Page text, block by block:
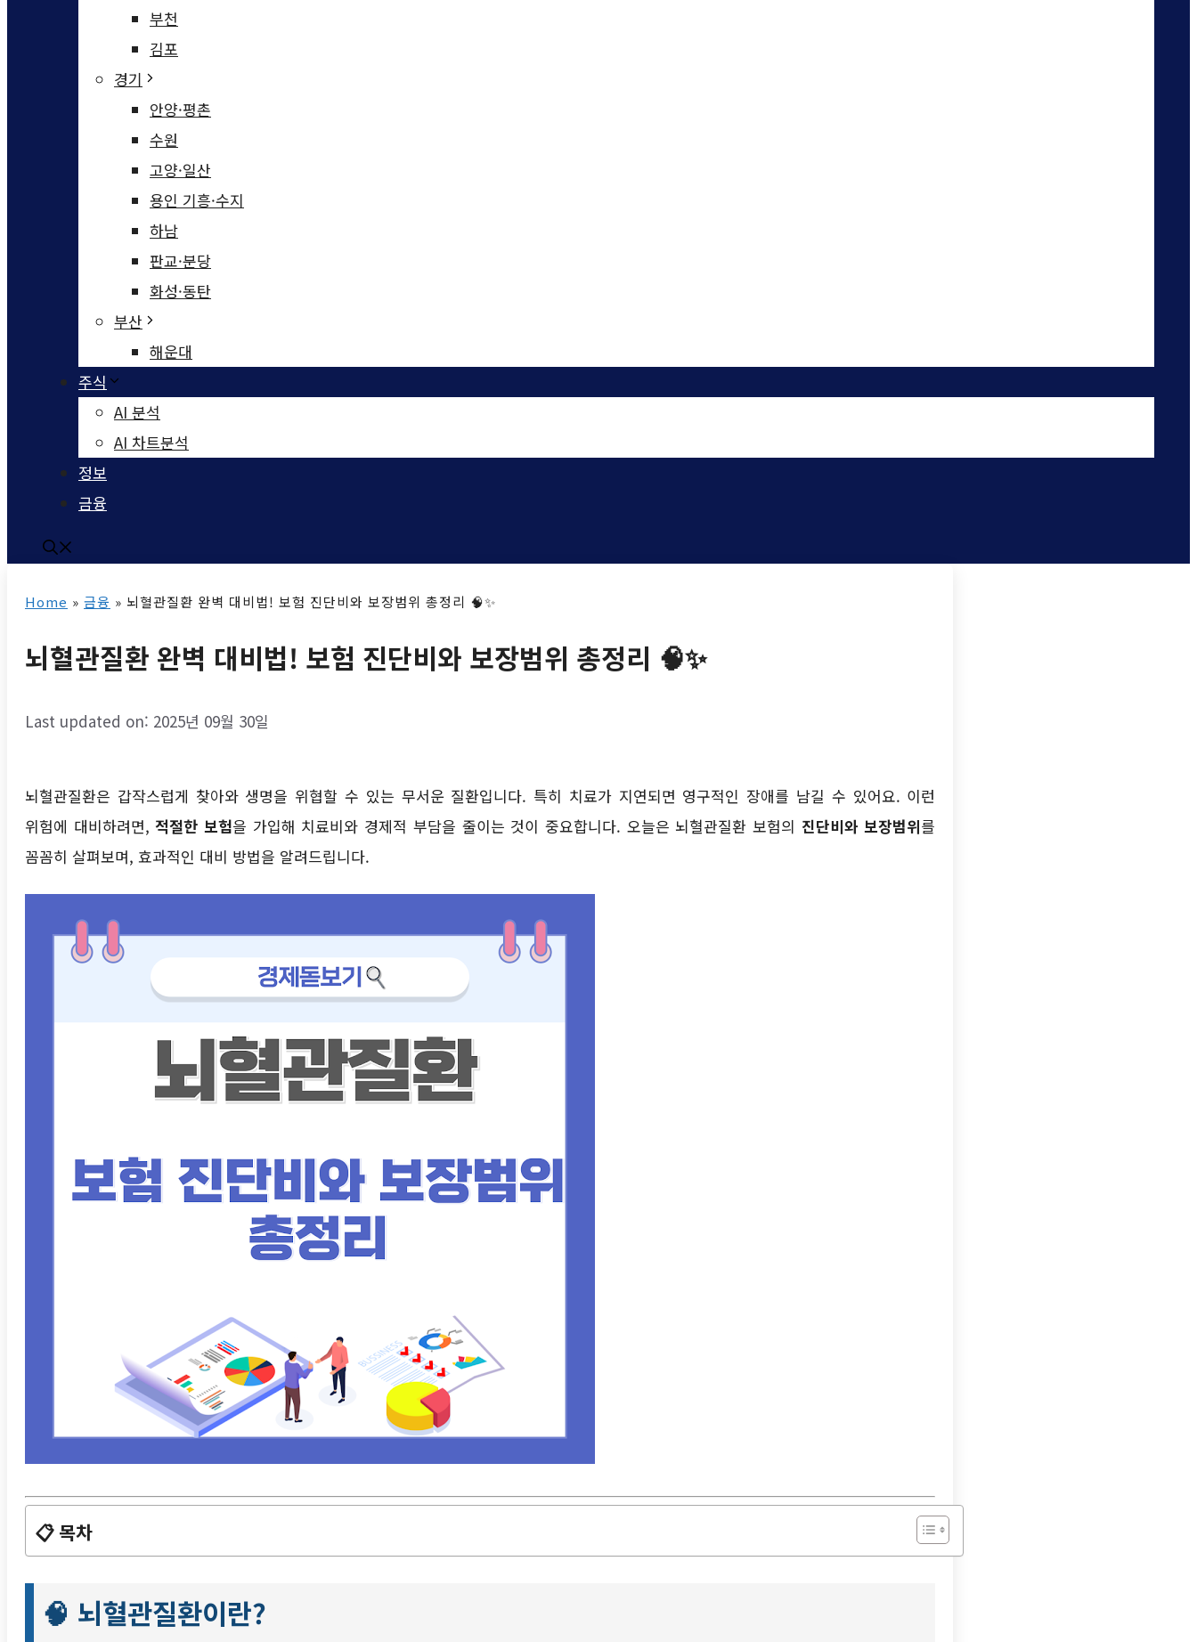
부천
김포
경기
안양·평촌
수원
고양·일산
용인 기흥·수지
하남
판교·분당
화성·동탄
부산
해운대
주식
AI 분석
AI 차트분석
정보
금융
Home » 금융 » 뇌혈관질환 완벽 대비법! 보험 진단비와 보장범위 총정리 🧠✨
뇌혈관질환 완벽 대비법! 보험 진단비와 보장범위 총정리 🧠✨
Last updated on: 2025년 09월 30일
뇌혈관질환은 갑작스럽게 찾아와 생명을 위협할 수 있는 무서운 질환입니다. 특히 치료가 지연되면 영구적인 장애를 남길 수 있어요. 이런
위험에 대비하려면, 적절한 보험을 가입해 치료비와 경제적 부담을 줄이는 것이 중요합니다. 오늘은 뇌혈관질환 보험의 진단비와 보장범위를
꼼꼼히 살펴보며, 효과적인 대비 방법을 알려드립니다.
📋 목차
🧠 뇌혈관질환이란?